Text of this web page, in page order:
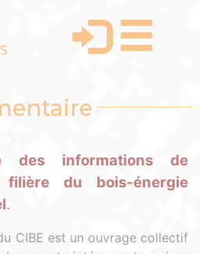
des informations de
du bois-énergie
.
CIBE est un ouvrage collectif